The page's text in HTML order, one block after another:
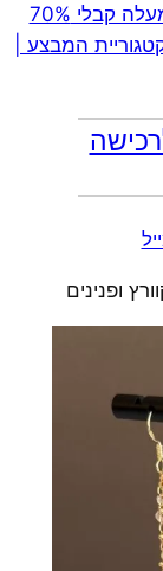
בחרי פריטים מהמבצע בשווי 300 ש"ח ומעלה קבלי 70%
המבצע |
לרכישה
ופנינים